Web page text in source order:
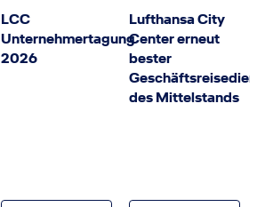
LCC
Unternehmertagung
2026
Lufthansa City
Center erneut
bester
des Mittelstands